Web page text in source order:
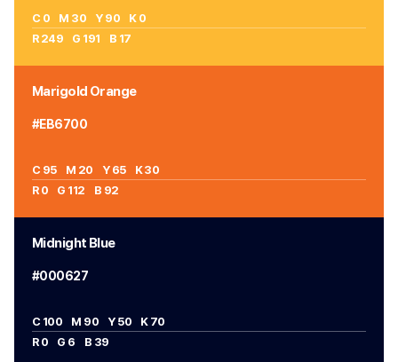
C 0 M 30 Y 90 K 0
R 249 G 191 B 17
Marigold Orange
#EB6700
C 95 M 20 Y 65 K 30
R 0 G 112 B 92
Midnight Blue
#000627
C 100 M 90 Y 50 K 70
R 0 G 6 B 39